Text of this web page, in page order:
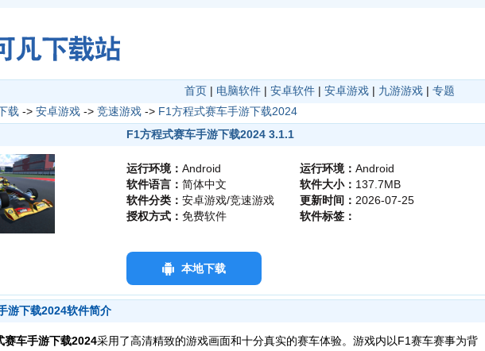
首页 | 电脑软件 | 安卓软件 | 安卓游戏 | 九游游戏 | 专题
载 -> 安卓游戏 -> 竞速游戏 -> F1方程式赛车手游下载2024
F1方程式赛车手游下载2024 3.1.1
运行环境： Android
软件语言： 简体中文
软件分类： 安卓游戏/竞速游戏
授权方式： 免费软件
运行环境： Android
软件大小： 137.7MB
更新时间： 2026-07-25
软件标签：
本地下载
游下载2024软件简介
赛车手游下载2024采用了高清精致的游戏画面和十分真实的赛车体验。游戏内以F1赛车赛事为背